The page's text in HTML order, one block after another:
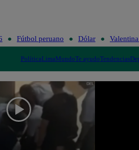
Fútbol peruano Dólar
PolíticaLimaMundoTe ayudoTendencias